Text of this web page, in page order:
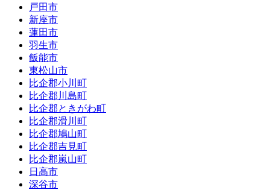
戸田市
新座市
蓮田市
羽生市
飯能市
東松山市
比企郡小川町
比企郡川島町
比企郡ときがわ町
比企郡滑川町
比企郡鳩山町
比企郡吉見町
比企郡嵐山町
日高市
深谷市